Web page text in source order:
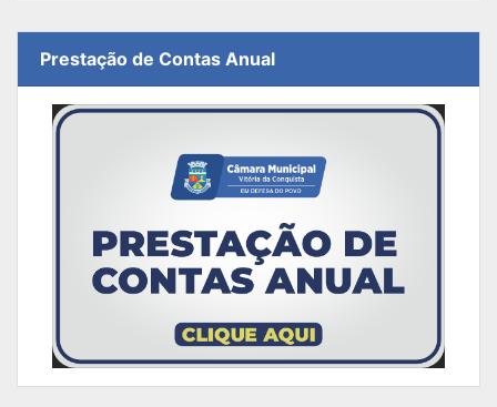
Prestação de Contas Anual